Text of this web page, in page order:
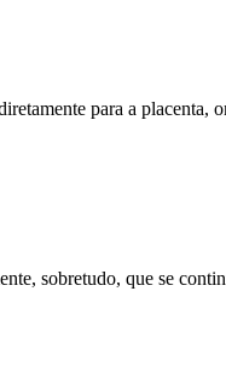
para a placenta,
sobretudo, que se